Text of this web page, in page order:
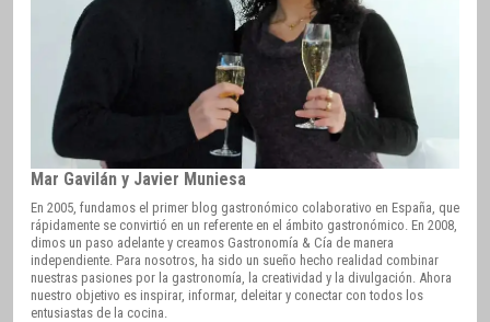
Mar Gavilán y Javier Muniesa
En 2005, fundamos el primer blog gastronómico colaborativo en España, que
rápidamente se convirtió en un referente en el ámbito gastronómico. En 2008,
dimos un paso adelante y creamos Gastronomía & Cía de manera
independiente. Para nosotros, ha sido un sueño hecho realidad combinar
nuestras pasiones por la gastronomía, la creatividad y la divulgación. Ahora
nuestro objetivo es inspirar, informar, deleitar y conectar con todos los
entusiastas de la cocina.